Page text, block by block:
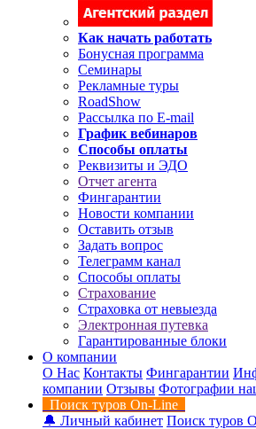
Как начать работать
Бонусная программа
Семинары
Рекламные туры
RoadShow
Рассылка по E-mail
График вебинаров
Способы оплаты
Реквизиты и ЭДО
Отчет агента
Фингарантии
Новости компании
Оставить отзыв
Задать вопрос
Телеграмм канал
Способы оплаты
Страхование
Страховка от невыезда
Электронная путевка
Гарантированные блоки
О компании
О Нас Контакты Фингарантии
компании Отзывы Фотографии
Поиск туров On-Line
🔔 Личный кабинет Поиск туров